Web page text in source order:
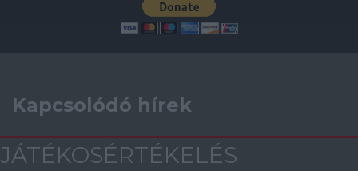
Kapcsolódó hírek
JÁTÉKOSÉRTÉKELÉS